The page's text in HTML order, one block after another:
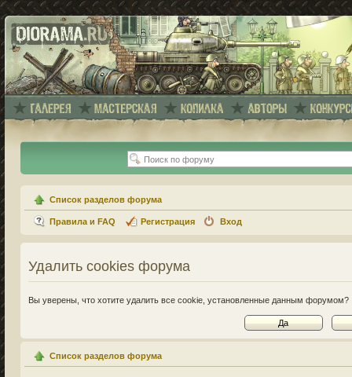
Список разделов форума
Правила и FAQ Регистрация Вход
Удалить cookies форума
Вы уверены, что хотите удалить все cookie, установленные данным форумом?
Список разделов форума